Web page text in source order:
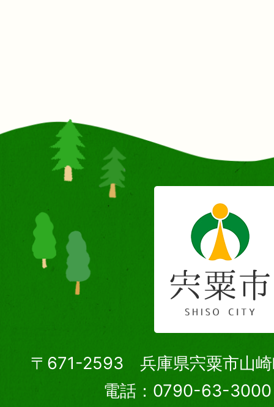
〒671-2593 兵庫県宍粟市山崎
電話：0790-63-3000